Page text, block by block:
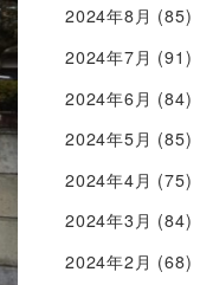
2024年8月 (85)
2024年7月 (91)
2024年6月 (84)
2024年5月 (85)
2024年4月 (75)
2024年3月 (84)
2024年2月 (68)